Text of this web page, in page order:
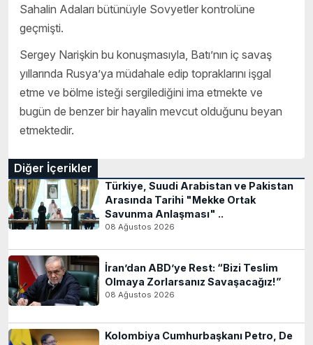
Sahalin Adaları bütünüyle Sovyetler kontrolüne
geçmişti.
Sergey Narişkin bu konuşmasıyla, Batı’nın iç savaş
yıllarında Rusya’ya müdahale edip topraklarını işgal
etme ve bölme isteği sergilediğini ima etmekte ve
bugün de benzer bir hayalin mevcut olduğunu beyan
etmektedir.
Diğer İçerikler
Türkiye, Suudi Arabistan ve Pakistan
Arasında Tarihi "Mekke Ortak
Savunma Anlaşması" ..
08 Ağustos 2026
İran’dan ABD’ye Rest: “Bizi Teslim
Olmaya Zorlarsanız Savaşacağız!”
08 Ağustos 2026
Kolombiya Cumhurbaşkanı Petro, De